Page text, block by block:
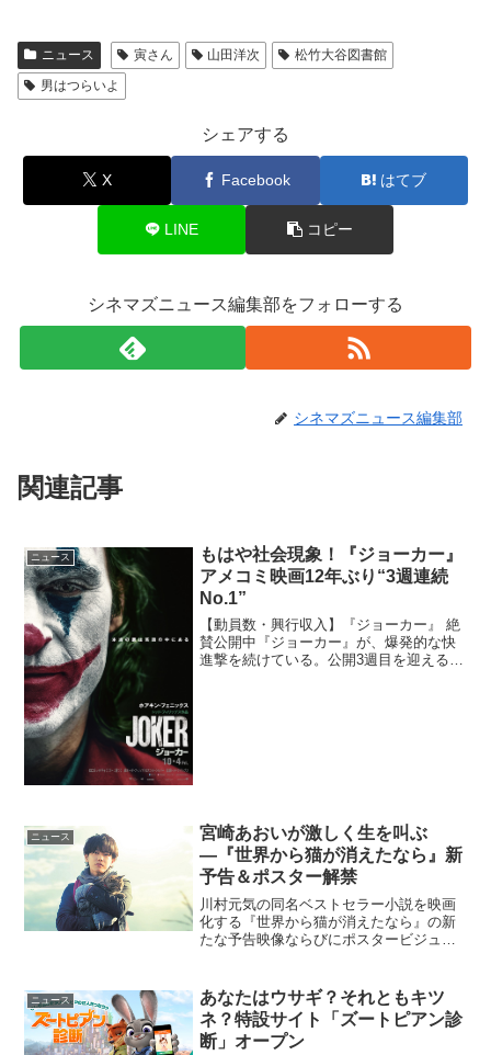
ニュース 寅さん 山田洋次
松竹大谷図書館
男はつらいよ
シェアする
X Facebook はてブ
LINE コピー
シネマズニュース編集部をフォローする
シネマズニュース編集部
関連記事
ニュース
もはや社会現象！『ジョーカー』
アメコミ映画12年ぶり“3週連続
No.1”
【動員数・興行収入】『ジョーカー』 絶
賛公開中『ジョーカー』が、爆発的な快
進撃を続けている。公開3週目を迎える週
ニュース
宮崎あおいが激しく生を叫ぶ
―『世界から猫が消えたなら』新
予告＆ポスター解禁
川村元気の同名ベストセラー小説を映画
化する『世界から猫が消えたなら』の新
たな予告映像ならびにポスタービジュア
健）は30歳の郵便配達員。愛猫キャベツ
とふたりぐらし。母（...
ニュース
あなたはウサギ？それともキツ
ネ？特設サイト「ズートピアン診
断」オープン